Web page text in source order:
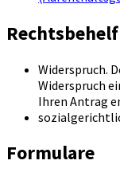
Rechtsbehelf
Widerspruch.
Widerspruch
Ihren Antrag
Formulare